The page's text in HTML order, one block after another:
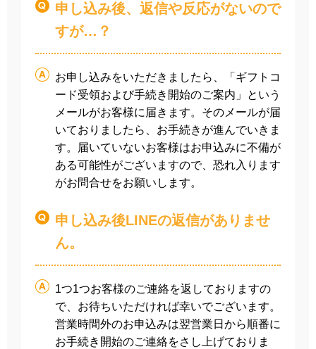
申し込み後、返信や反応がないので
すが…？
お申し込みをいただきましたら、「ギフトコ
ード受領および手続き開始のご案内」という
メールがお客様に届きます。そのメールが届
いておりましたら、お手続きが進んでいきま
す。届いていないお客様はお申込みに不備が
ある可能性がございますので、恐れ入ります
がお問合せをお願いします。
申し込み後LINEの返信がありませ
ん。
1つ1つお客様のご連絡を返しておりますの
で、お待ちいただければ幸いでございます。
営業時間外のお申込みは翌営業日から順番に
お手続き開始のご連絡をさし上げておりま